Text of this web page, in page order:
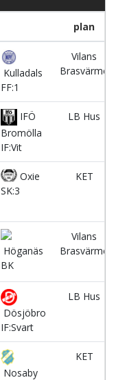
plan
Kulladals
FF:1
Vilans
Brasvärme
IFÖ
Bromölla
IF:Vit
LB Hus
Oxie
SK:3
KET
Höganäs
BK
Vilans
Brasvärme
Dösjöbro
IF:Svart
LB Hus
Nosaby
KET